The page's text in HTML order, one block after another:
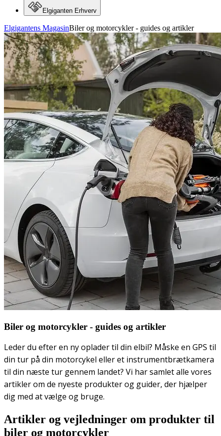
Elgiganten Erhverv
Elgigantens MagasinBiler og motorcykler - guides og artikler
Biler og motorcykler - guides og artikler
Leder du efter en ny oplader til din elbil? Måske en GPS til
din tur på din motorcykel eller et instrumentbrætkamera
til din næste tur gennem landet? Vi har samlet alle vores
artikler om de nyeste produkter og guider, der hjælper
dig med at vælge og bruge.
Artikler og vejledninger om produkter til
biler og motorcykler